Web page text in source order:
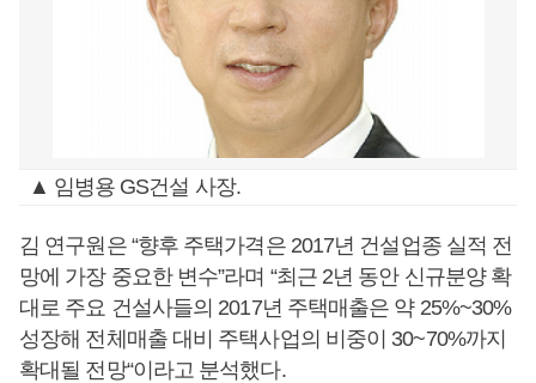
▲ 임병용 GS건설 사장.
김 연구원은 “향후 주택가격은 2017년 건설업종 실적 전
망에 가장 중요한 변수”라며 “최근 2년 동안 신규분양 확
대로 주요 건설사들의 2017년 주택매출은 약 25%~30%
성장해 전체매출 대비 주택사업의 비중이 30~70%까지
확대될 전망“이라고 분석했다.